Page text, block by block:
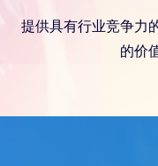
提供具有行业竞争力
的价